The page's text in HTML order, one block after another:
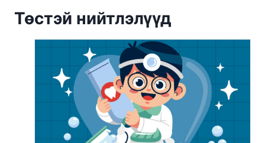
Төстэй нийтлэлүүд